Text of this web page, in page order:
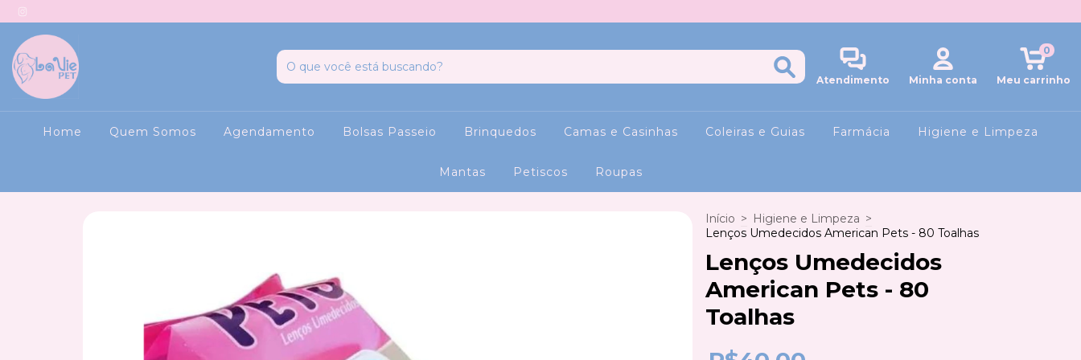
Atendimento Minha conta Meu carrinho
0
Home Quem Somos Agendamento Bolsas Passeio Brinquedos Camas e Casinhas Coleiras e Guias Farmácia Higiene e Limpeza
Mantas Petiscos Roupas
Início > Higiene e Limpeza >
Lenços Umedecidos American Pets - 80 Toalhas
Lenços Umedecidos
American Pets - 80
Toalhas